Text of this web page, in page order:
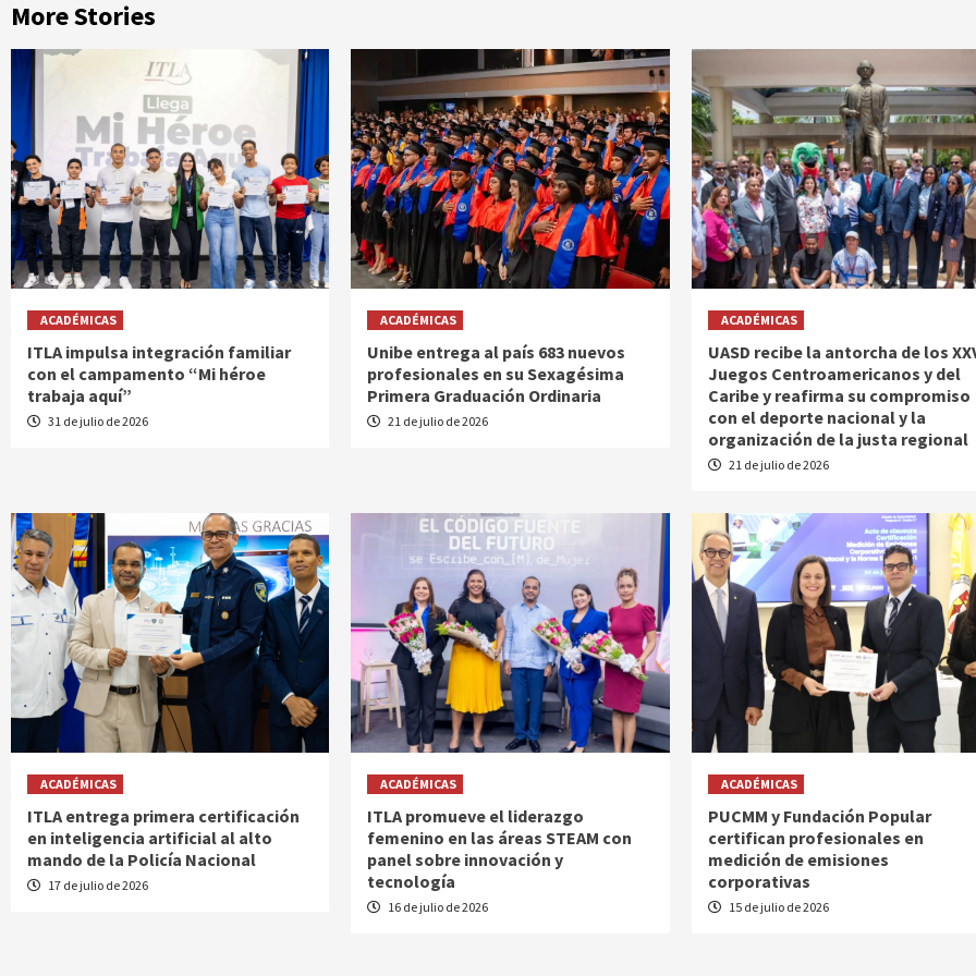
More Stories
ACADÉMICAS
ITLA impulsa integración familiar
con el campamento “Mi héroe
trabaja aquí”
31 de julio de 2026
ACADÉMICAS
Unibe entrega al país 683 nuevos
profesionales en su Sexagésima
Primera Graduación Ordinaria
21 de julio de 2026
ACADÉMICAS
UASD recibe la antorcha de los
Juegos Centroamericanos y del
Caribe y reafirma su compromiso
con el deporte nacional y la
organización de la justa regional
21 de julio de 2026
ACADÉMICAS
ITLA entrega primera certificación
en inteligencia artificial al alto
mando de la Policía Nacional
17 de julio de 2026
ACADÉMICAS
ITLA promueve el liderazgo
femenino en las áreas STEAM con
panel sobre innovación y
tecnología
16 de julio de 2026
ACADÉMICAS
PUCMM y Fundación Popular
certifican profesionales en
medición de emisiones
corporativas
15 de julio de 2026